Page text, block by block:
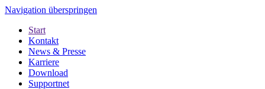
Navigation überspringen
Start
Kontakt
News & Presse
Karriere
Download
Supportnet